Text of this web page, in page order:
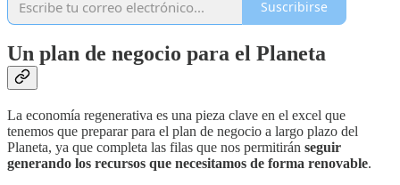
Suscribirse
Un plan de negocio para el Planeta
La economía regenerativa es una pieza clave en el excel que
tenemos que preparar para el plan de negocio a largo plazo del
Planeta, ya que completa las filas que nos permitirán seguir
generando los recursos que necesitamos de forma renovable.